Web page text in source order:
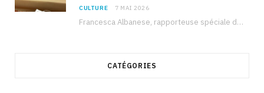
CULTURE 7 MAI 2026
Francesca Albanese, rapporteuse spéciale de l’ONU sur les territoires palestiniens occupés, était à Tunis pour…
CATÉGORIES